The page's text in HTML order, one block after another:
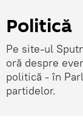
Politică
Pe site-ul
oră despre
politică - în
partidelor.